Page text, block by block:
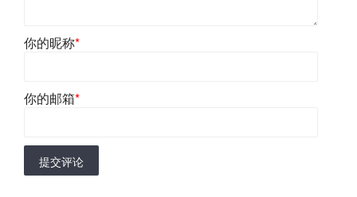
你的昵称*
你的邮箱*
提交评论